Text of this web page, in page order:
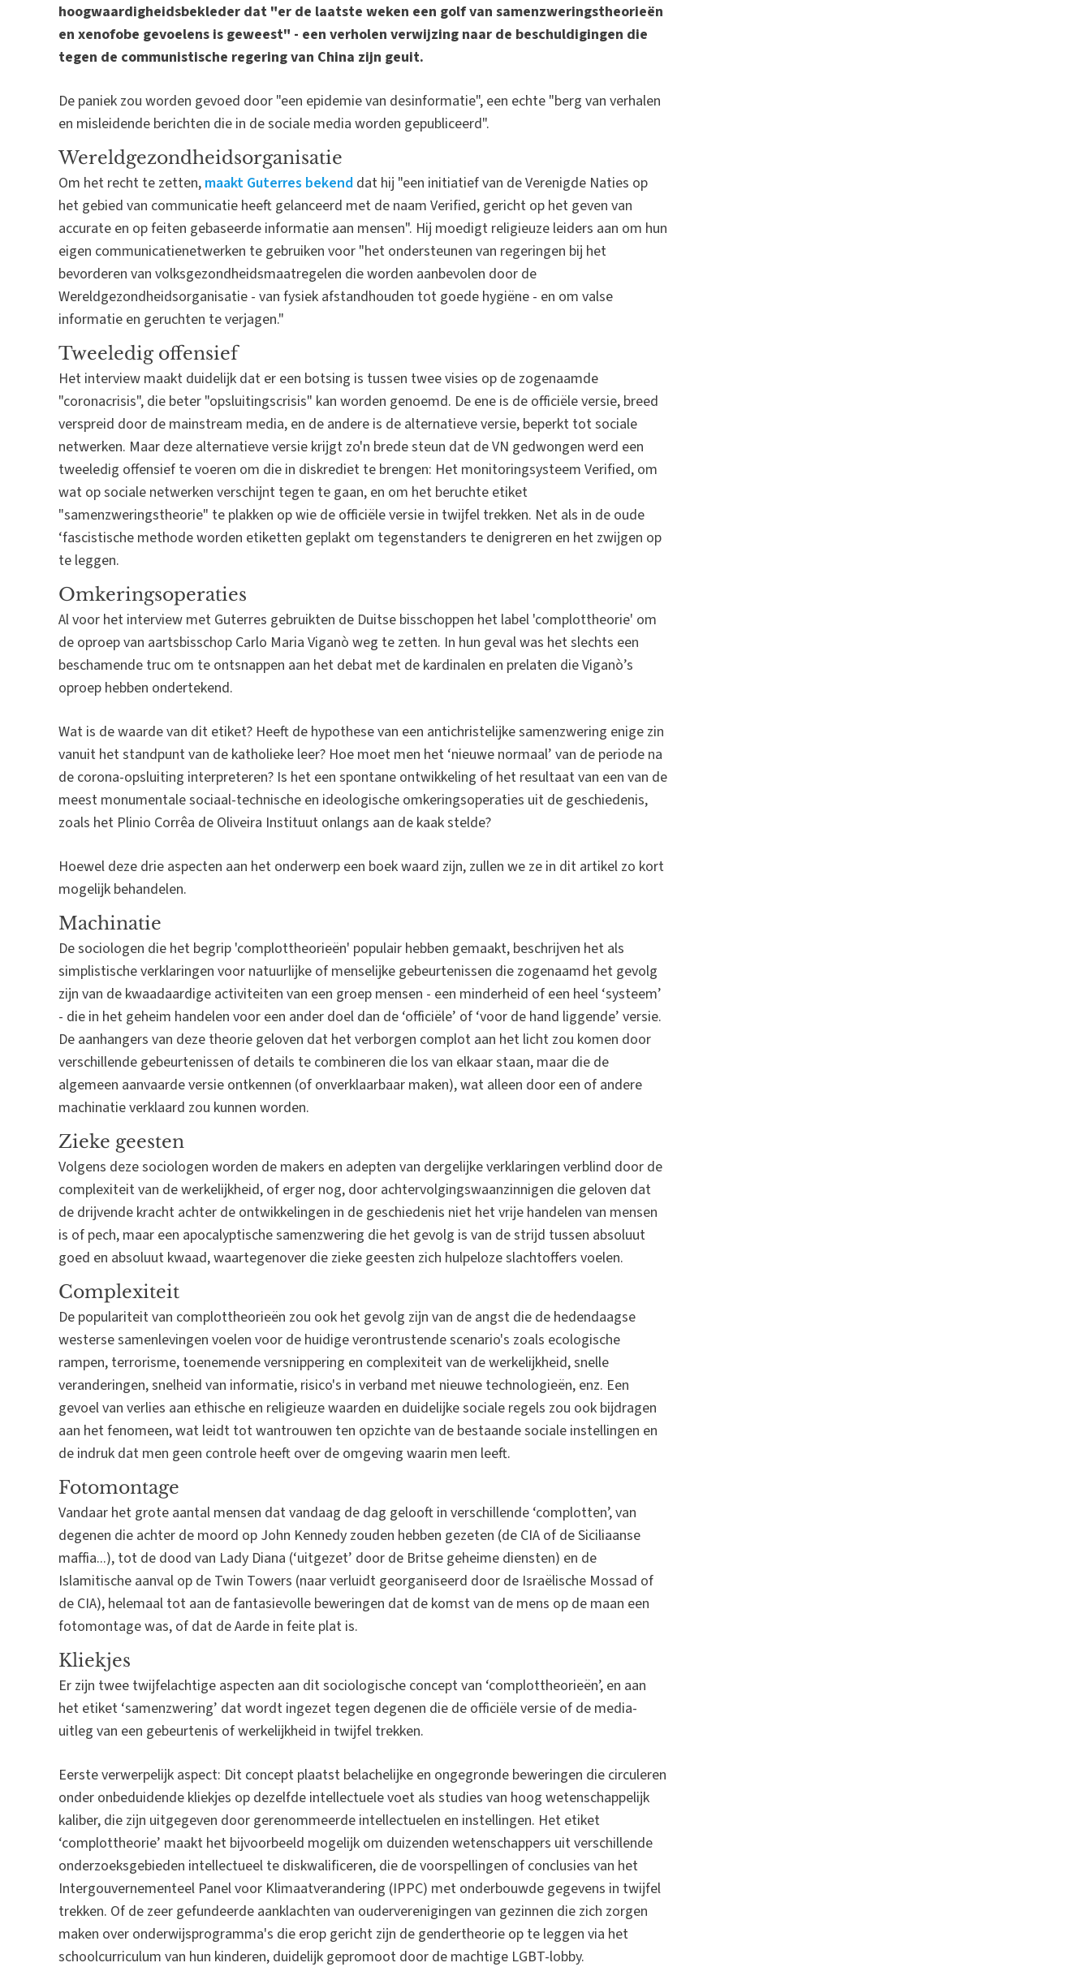
hoogwaardigheidsbekleder dat "er de laatste weken een golf van samenzweringstheorieën
en xenofobe gevoelens is geweest" - een verholen verwijzing naar de beschuldigingen die
tegen de communistische regering van China zijn geuit.
De paniek zou worden gevoed door "een epidemie van desinformatie", een echte "berg van verhalen
en misleidende berichten die in de sociale media worden gepubliceerd".
Wereldgezondheidsorganisatie
Om het recht te zetten, maakt Guterres bekend dat hij "een initiatief van de Verenigde Naties op
het gebied van communicatie heeft gelanceerd met de naam Verified, gericht op het geven van
accurate en op feiten gebaseerde informatie aan mensen". Hij moedigt religieuze leiders aan om hun
eigen communicatienetwerken te gebruiken voor "het ondersteunen van regeringen bij het
bevorderen van volksgezondheidsmaatregelen die worden aanbevolen door de
Wereldgezondheidsorganisatie - van fysiek afstandhouden tot goede hygiëne - en om valse
informatie en geruchten te verjagen."
Tweeledig offensief
Het interview maakt duidelijk dat er een botsing is tussen twee visies op de zogenaamde
"coronacrisis", die beter "opsluitingscrisis" kan worden genoemd. De ene is de officiële versie, breed
verspreid door de mainstream media, en de andere is de alternatieve versie, beperkt tot sociale
netwerken. Maar deze alternatieve versie krijgt zo'n brede steun dat de VN gedwongen werd een
tweeledig offensief te voeren om die in diskrediet te brengen: Het monitoringsysteem Verified, om
wat op sociale netwerken verschijnt tegen te gaan, en om het beruchte etiket
"samenzweringstheorie" te plakken op wie de officiële versie in twijfel trekken. Net als in de oude
‘fascistische methode worden etiketten geplakt om tegenstanders te denigreren en het zwijgen op
te leggen.
Omkeringsoperaties
Al voor het interview met Guterres gebruikten de Duitse bisschoppen het label 'complottheorie' om
de oproep van aartsbisschop Carlo Maria Viganò weg te zetten. In hun geval was het slechts een
beschamende truc om te ontsnappen aan het debat met de kardinalen en prelaten die Viganò’s
oproep hebben ondertekend.
Wat is de waarde van dit etiket? Heeft de hypothese van een antichristelijke samenzwering enige zin
vanuit het standpunt van de katholieke leer? Hoe moet men het ‘nieuwe normaal’ van de periode na
de corona-opsluiting interpreteren? Is het een spontane ontwikkeling of het resultaat van een van de
meest monumentale sociaal-technische en ideologische omkeringsoperaties uit de geschiedenis,
zoals het Plinio Corrêa de Oliveira Instituut onlangs aan de kaak stelde?
Hoewel deze drie aspecten aan het onderwerp een boek waard zijn, zullen we ze in dit artikel zo kort
mogelijk behandelen.
Machinatie
De sociologen die het begrip 'complottheorieën' populair hebben gemaakt, beschrijven het als
simplistische verklaringen voor natuurlijke of menselijke gebeurtenissen die zogenaamd het gevolg
zijn van de kwaadaardige activiteiten van een groep mensen - een minderheid of een heel ‘systeem’
- die in het geheim handelen voor een ander doel dan de ‘officiële’ of ‘voor de hand liggende’ versie.
De aanhangers van deze theorie geloven dat het verborgen complot aan het licht zou komen door
verschillende gebeurtenissen of details te combineren die los van elkaar staan, maar die de
algemeen aanvaarde versie ontkennen (of onverklaarbaar maken), wat alleen door een of andere
machinatie verklaard zou kunnen worden.
Zieke geesten
Volgens deze sociologen worden de makers en adepten van dergelijke verklaringen verblind door de
complexiteit van de werkelijkheid, of erger nog, door achtervolgingswaanzinnigen die geloven dat
de drijvende kracht achter de ontwikkelingen in de geschiedenis niet het vrije handelen van mensen
is of pech, maar een apocalyptische samenzwering die het gevolg is van de strijd tussen absoluut
goed en absoluut kwaad, waartegenover die zieke geesten zich hulpeloze slachtoffers voelen.
Complexiteit
De populariteit van complottheorieën zou ook het gevolg zijn van de angst die de hedendaagse
westerse samenlevingen voelen voor de huidige verontrustende scenario's zoals ecologische
rampen, terrorisme, toenemende versnippering en complexiteit van de werkelijkheid, snelle
veranderingen, snelheid van informatie, risico's in verband met nieuwe technologieën, enz. Een
gevoel van verlies aan ethische en religieuze waarden en duidelijke sociale regels zou ook bijdragen
aan het fenomeen, wat leidt tot wantrouwen ten opzichte van de bestaande sociale instellingen en
de indruk dat men geen controle heeft over de omgeving waarin men leeft.
Fotomontage
Vandaar het grote aantal mensen dat vandaag de dag gelooft in verschillende ‘complotten’, van
degenen die achter de moord op John Kennedy zouden hebben gezeten (de CIA of de Siciliaanse
maffia...), tot de dood van Lady Diana (‘uitgezet’ door de Britse geheime diensten) en de
Islamitische aanval op de Twin Towers (naar verluidt georganiseerd door de Israëlische Mossad of
de CIA), helemaal tot aan de fantasievolle beweringen dat de komst van de mens op de maan een
fotomontage was, of dat de Aarde in feite plat is.
Kliekjes
Er zijn twee twijfelachtige aspecten aan dit sociologische concept van ‘complottheorieën’, en aan
het etiket ‘samenzwering’ dat wordt ingezet tegen degenen die de officiële versie of de media-
uitleg van een gebeurtenis of werkelijkheid in twijfel trekken.
Eerste verwerpelijk aspect: Dit concept plaatst belachelijke en ongegronde beweringen die circuleren
onder onbeduidende kliekjes op dezelfde intellectuele voet als studies van hoog wetenschappelijk
kaliber, die zijn uitgegeven door gerenommeerde intellectuelen en instellingen. Het etiket
‘complottheorie’ maakt het bijvoorbeeld mogelijk om duizenden wetenschappers uit verschillende
onderzoeksgebieden intellectueel te diskwalificeren, die de voorspellingen of conclusies van het
Intergouvernementeel Panel voor Klimaatverandering (IPPC) met onderbouwde gegevens in twijfel
trekken. Of de zeer gefundeerde aanklachten van ouderverenigingen van gezinnen die zich zorgen
maken over onderwijsprogramma's die erop gericht zijn de gendertheorie op te leggen via het
schoolcurriculum van hun kinderen, duidelijk gepromoot door de machtige LGBT-lobby.